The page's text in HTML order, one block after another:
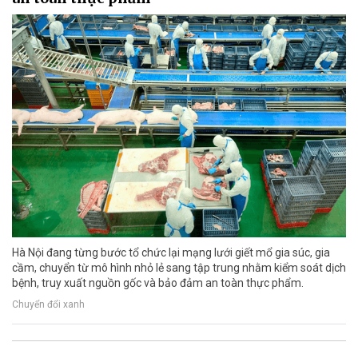
Hà Nội đang từng bước tổ chức lại mạng lưới giết mổ gia súc, gia
cầm, chuyển từ mô hình nhỏ lẻ sang tập trung nhằm kiểm soát dịch
bệnh, truy xuất nguồn gốc và bảo đảm an toàn thực phẩm.
Chuyển đổi xanh